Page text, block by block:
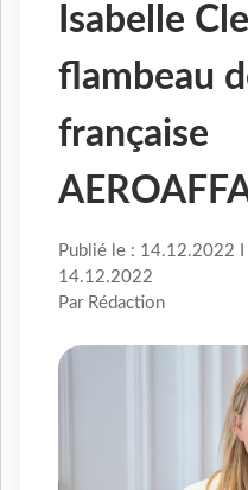
Isabelle
flambeau
française
Publié le : 14.12.2022
14.12.2022
Par Rédaction